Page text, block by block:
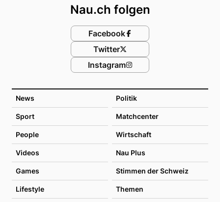
News Politik
Sport Matchcenter
People Wirtschaft
Videos Nau Plus
Games Stimmen der Schweiz
Lifestyle Themen
Nau.ch folgen
Facebook
Twitter
Instagram